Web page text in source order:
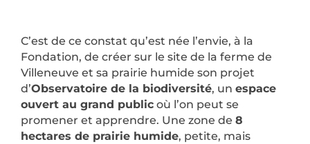
C’est de ce constat qu’est née l’envie, à la
Fondation, de créer sur le site de la ferme de
Villeneuve et sa prairie humide son projet
d’Observatoire de la biodiversité, un espace
ouvert au grand public où l’on peut se
promener et apprendre. Une zone de 8
hectares de prairie humide, petite, mais